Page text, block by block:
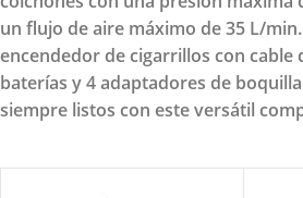
un flujo de aire máximo de 35 L/
encendedor de cigarrillos con cable
baterías y 4 adaptadores de
siempre listos con este versátil